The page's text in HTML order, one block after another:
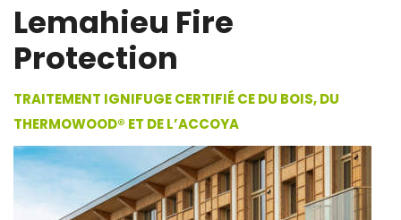
Lemahieu Fire
Protection
TRAITEMENT IGNIFUGE CERTIFIÉ CE DU BOIS, DU
THERMOWOOD® ET DE L’ACCOYA